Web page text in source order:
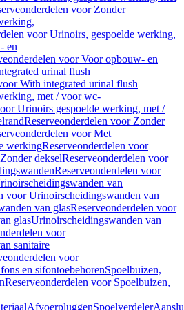
voor Zonder
voor Urinoirs, gespoelde werking,
en
voor Voor opbouw- en
urinal flush
With integrated urinal flush
met / voor wc-
Urinoirs gespoelde werking, met /
Reserveonderdelen voor Zonder
voor Met
werkingReserveonderdelen voor
Zonder dekselReserveonderdelen voor
Reserveonderdelen voor
van
voor Urinoirscheidingswanden van
van glasReserveonderdelen voor
glasUrinoirscheidingswanden van
voor
sanitaire
voor
en sifontoebehorenSpoelbuizen,
Reserveonderdelen voor Spoelbuizen,
AfvoerpluggenSpoelverdeler